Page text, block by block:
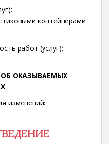
контейнерами
работ (услуг):
ОБ ОКАЗЫВАЕМЫХ
изменений: